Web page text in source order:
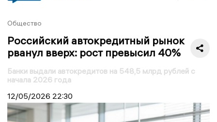
Общество
Российский автокредитный рынок
рванул вверх: рост превысил 40%
Банки выдали автокредитов на 548,5 млрд рублей с
начала 2026 года
12/05/2026 22:30